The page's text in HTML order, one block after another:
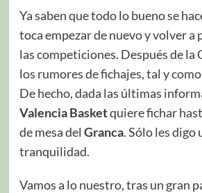
Ya saben que todo lo bueno se
toca empezar de nuevo y volver a
las competiciones. Después de la
los rumores de fichajes, tal y
De hecho, dada las últimas
Valencia Basketquiere fichar
de mesa del Granca. Sólo les digo
tranquilidad.
Vamos a lo nuestro, tras un gran